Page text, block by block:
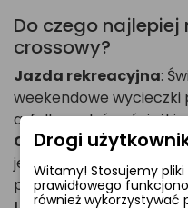
Do czego
crossowy?
Jazda rekreacyjna:
weekendowe wycieczki
asfaltu po leśne ścieżki.
Codzienny dojazd do
jeździć po mieście, a
po asfalcie będzie
Drogi
Witamy! Stosujemy
prawidłowego
również wykorzystywać